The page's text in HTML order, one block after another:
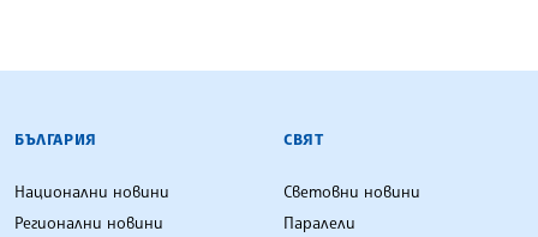
БЪЛГАРСКА ТЕЛЕГРАФНА АГЕНЦИЯ
БЪЛГАРИЯ
Национални новини
Регионални новини
СВЯТ
Световни новини
Паралели